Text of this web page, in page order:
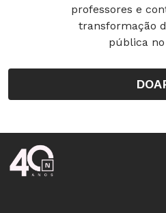
professores e
transformação
pública
Rodapé da Nova Escola